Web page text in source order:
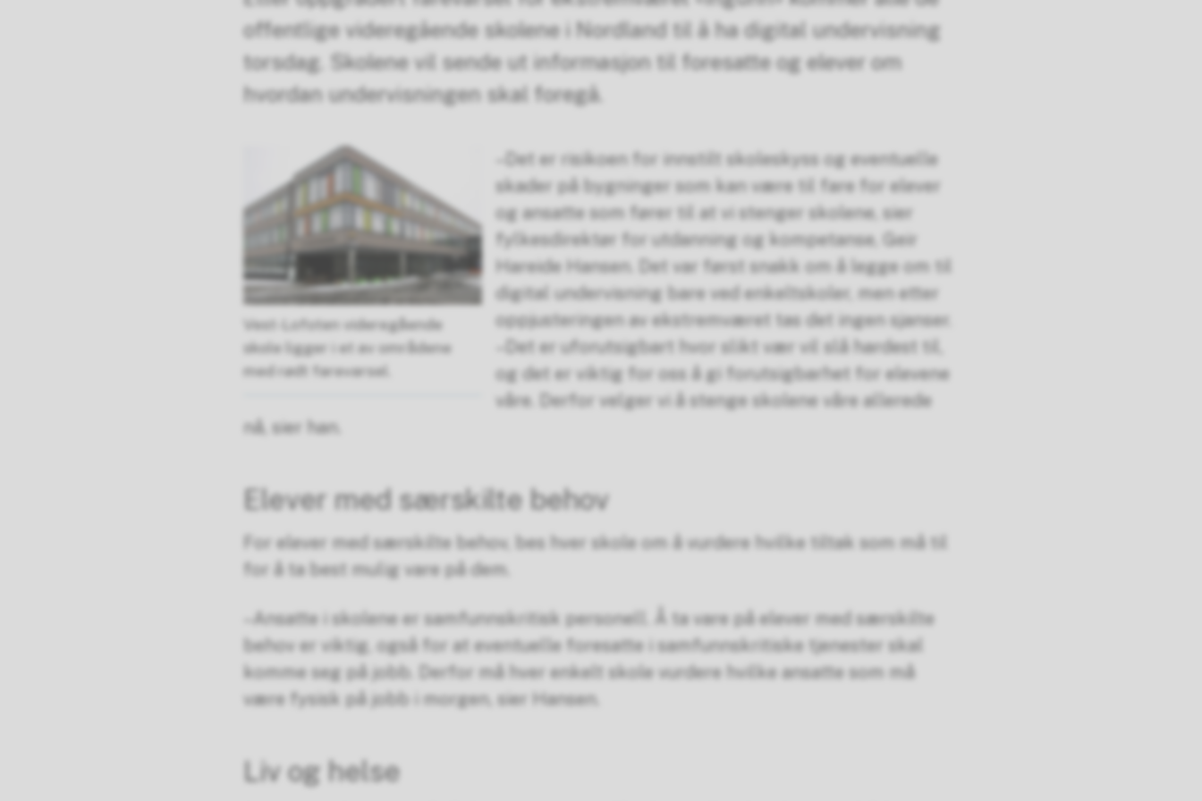
offentlige videregående skolene i Nordland til å ha digital undervisning
torsdag. Skolene vil sende ut informasjon til foresatte og elever om
hvordan undervisningen skal foregå.
Vest-Lofoten videregående
skole ligger i et av områdene
med rødt farevarsel.
–Det er risikoen for innstilt skoleskyss og eventuelle
skader på bygninger som kan være til fare for elever
og ansatte som fører til at vi stenger skolene, sier
fylkesdirektør for utdanning og kompetanse, Geir
Hareide Hansen. Det var først snakk om å legge om til
digital undervisning bare ved enkeltskoler, men etter
oppjusteringen av ekstremværet tas det ingen sjanser.
­–Det er uforutsigbart hvor slikt vær vil slå hardest til,
og det er viktig for oss å gi forutsigbarhet for elevene
våre. Derfor velger vi å stenge skolene våre allerede
nå, sier han.
Elever med særskilte behov
For elever med særskilte behov, bes hver skole om å vurdere hvilke tiltak som må til
for å ta best mulig vare på dem.
–Ansatte i skolene er samfunnskritisk personell. Å ta vare på elever med særskilte
behov er viktig, også for at eventuelle foresatte i samfunnskritiske tjenester skal
komme seg på jobb. Derfor må hver enkelt skole vurdere hvilke ansatte som må
være fysisk på jobb i morgen, sier Hansen.
Liv og helse